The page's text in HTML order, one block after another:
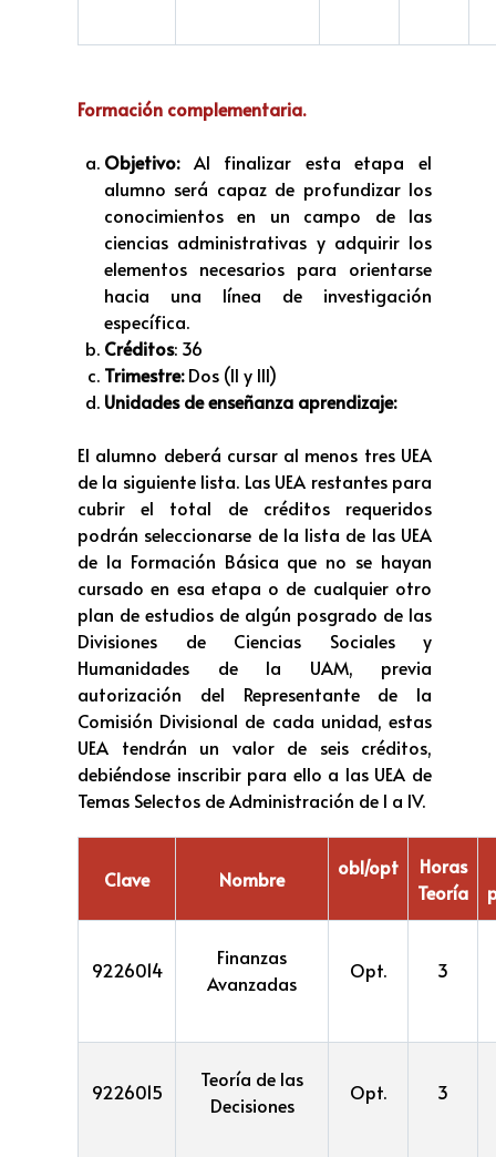
Formación complementaria.
Objetivo:Al finalizar esta etapa el
alumno será capaz de profundizar los
conocimientos en un campo de las
ciencias administrativas y adquirir los
elementos necesarios para orientarse
hacia una línea de investigación
específica.
Créditos: 36
Trimestre:Dos (II y III)
Unidades de enseñanza aprendizaje:
El alumno deberá cursar al menos tres UEA
de la siguiente lista. Las UEA restantes para
cubrir el total de créditos requeridos
podrán seleccionarse de la lista de las UEA
de la Formación Básica que no se hayan
cursado en esa etapa o de cualquier otro
plan de estudios de algún posgrado de las
Divisiones de Ciencias Sociales y
Humanidades de la UAM, previa
autorización del Representante de la
Comisión Divisional de cada unidad, estas
UEA tendrán un valor de seis créditos,
debiéndose inscribir para ello a las UEA de
Temas Selectos de Administración de I a IV.
Clave Nombre obl/opt
Horas
Teoría
9226014
Finanzas
Avanzadas
Opt. 3
9226015
Teoría de las
Decisiones
Opt. 3